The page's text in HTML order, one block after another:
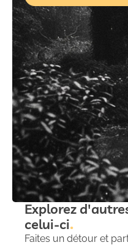
Explorez
celui-ci
Faites un détour et